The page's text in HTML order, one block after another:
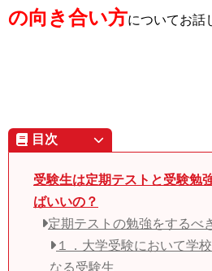
の向き合い方についてお話
目次
受験生は定期テストと受験勉
ばいいの？
定期テストの勉強をするべ
１．大学受験において学
なる受験生